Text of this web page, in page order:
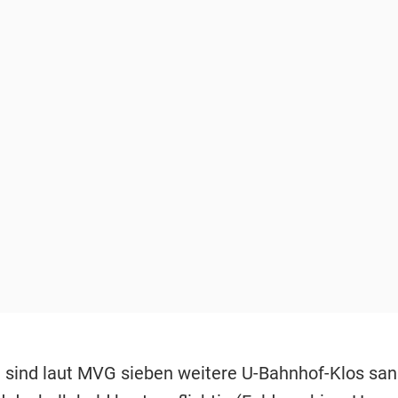
laut MVG sieben weitere U-Bahnhof-Klos